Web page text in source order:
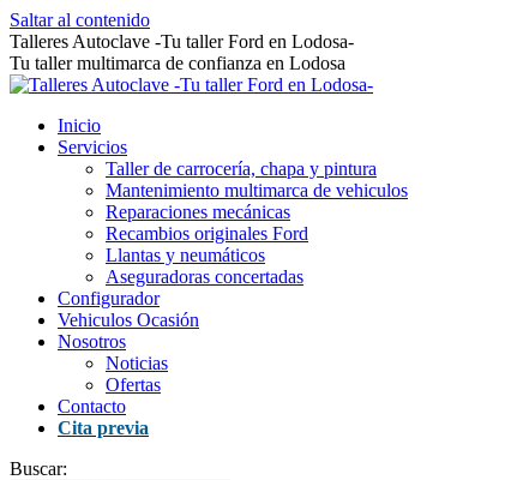
Saltar al contenido
Talleres Autoclave -Tu taller Ford en Lodosa-
Tu taller multimarca de confianza en Lodosa
Inicio
Servicios
Taller de carrocería, chapa y pintura
Mantenimiento multimarca de vehiculos
Reparaciones mecánicas
Recambios originales Ford
Llantas y neumáticos
Aseguradoras concertadas
Configurador
Vehiculos Ocasión
Nosotros
Noticias
Ofertas
Contacto
Cita previa
Buscar: